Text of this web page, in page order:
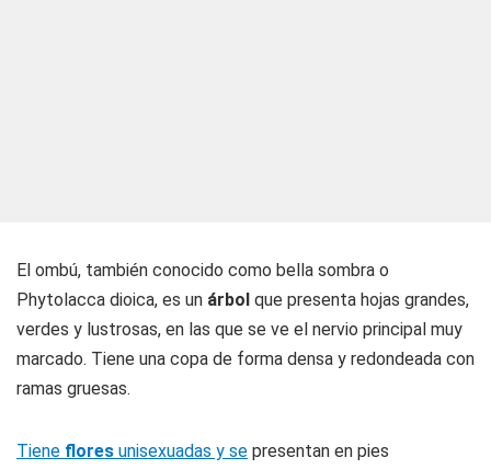
El ombú, también conocido como bella sombra o
Phytolacca dioica, es un árbol que presenta hojas grandes,
verdes y lustrosas, en las que se ve el nervio principal muy
marcado. Tiene una copa de forma densa y redondeada con
ramas gruesas.
Tiene flores unisexuadas y se presentan en pies